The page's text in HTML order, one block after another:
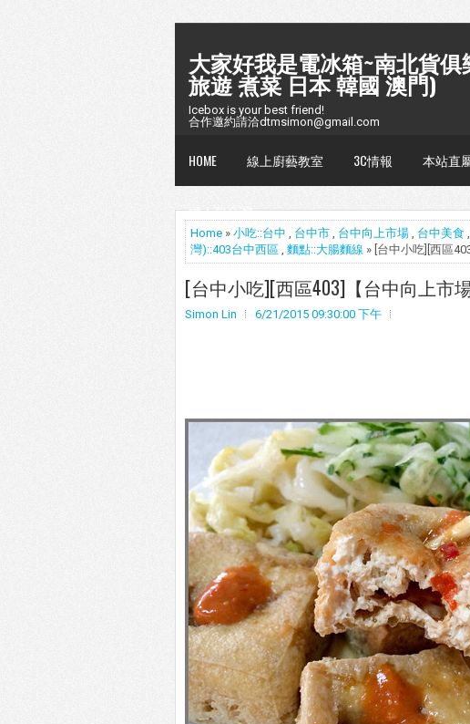
大家好我是電冰箱~南北貨
旅遊 煮菜 日本 韓國 澳門)
Icebox is your best friend!
合作邀約請洽dtmsimon@gmail.com
HOME 線上廚藝教室 3C情報 本站直
懶人包台灣
Home » 小吃::台中 , 台中市 , 台中向上市場 , 台中美食 ,
灣)::403台中西區 , 麵點::大腸麵線 » [台中小吃][西區
[台中小吃][西區403]【台中向上市
Simon Lin 6/21/2015 09:30:00 下午